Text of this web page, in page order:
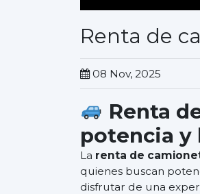
Renta de
08 Nov, 2025
Renta
potencia y
La renta de
quienes buscan
disfrutar de una